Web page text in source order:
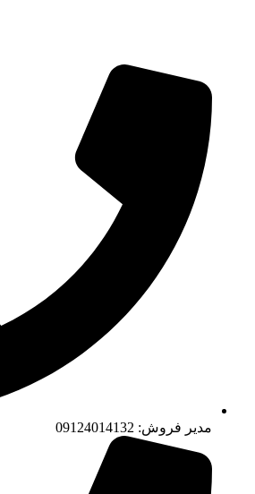
مدیر فروش: 09124014132